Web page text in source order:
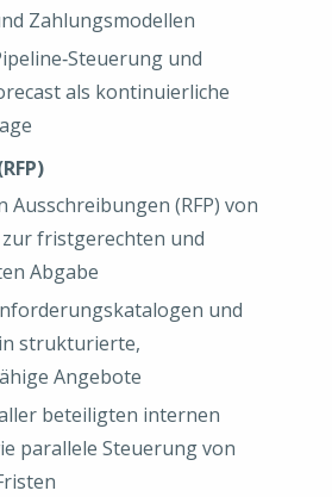
Zahlungsmodellen
und
als kontinuierliche
Ausschreibungen (RFP) von
fristgerechten und
Abgabe
und
strukturierte,
Angebote
beteiligten internen
parallele Steuerung von